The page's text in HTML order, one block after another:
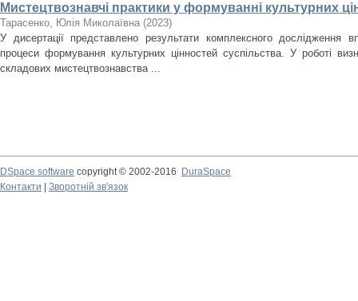
Мистецтвознавчі практики у формуванні культурних
Тарасенко, Юлія Миколаївна (2023)
У дисертації представлено результати комплексного дослідження
процеси формування культурних цінностей суспільства. У роботі
складових мистецтвознавства ...
DSpace software copyright © 2002-2016
DuraSpace
Контакти
Зворотній зв'язок